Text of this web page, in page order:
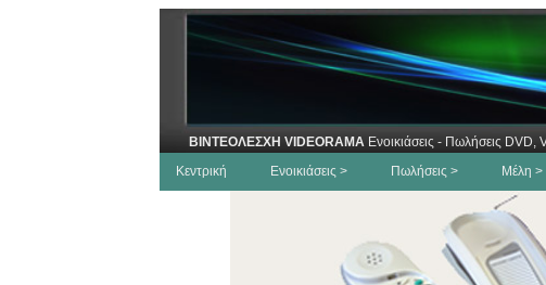
ΒΙΝΤΕΟΛΕΣΧΗ VIDEORAMA Ενοικιάσεις - Πωλήσεις
Κεντρική
Ενοικιάσεις > Πωλήσεις > Μέλη >